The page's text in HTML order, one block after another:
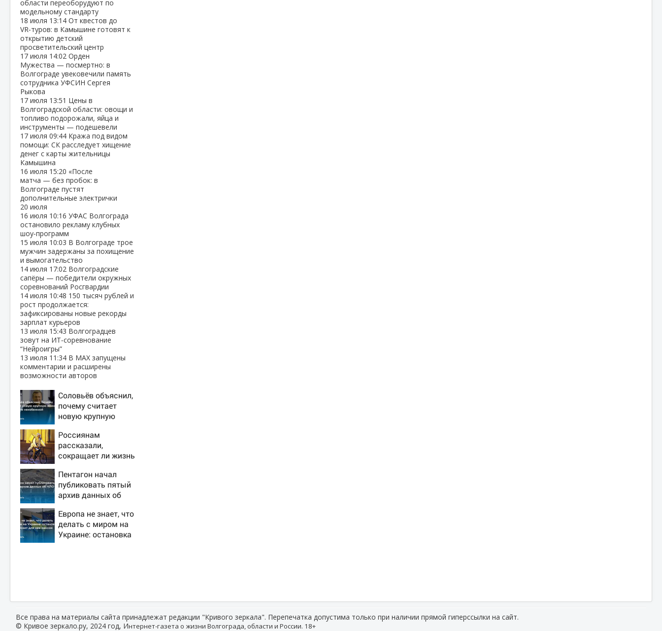
области переоборудуют по
модельному стандарту
18 июля 13:14 От квестов до
VR‑туров: в Камышине готовят к
открытию детский
просветительский центр
17 июля 14:02 Орден
Мужества — посмертно: в
Волгограде увековечили память
сотрудника УФСИН Сергея
Рыкова
17 июля 13:51 Цены в
Волгоградской области: овощи и
топливо подорожали, яйца и
инструменты — подешевели
17 июля 09:44 Кража под видом
помощи: СК расследует хищение
денег с карты жительницы
Камышина
16 июля 15:20 «После
матча — без пробок: в
Волгограде пустят
дополнительные электрички
20 июля
16 июля 10:16 УФАС Волгограда
остановило рекламу клубных
шоу‑программ
15 июля 10:03 В Волгограде трое
мужчин задержаны за похищение
и вымогательство
14 июля 17:02 Волгоградские
сапёры — победители окружных
соревнований Росгвардии
14 июля 10:48 150 тысяч рублей и
рост продолжается:
зафиксированы новые рекорды
зарплат курьеров
13 июля 15:43 Волгоградцев
зовут на ИТ‑соревнование
“Нейроигры”
13 июля 11:34 В МАХ запущены
комментарии и расширены
возможности авторов
Соловьёв объяснил,
почему считает
новую крупную
неизбежной
Россиянам
рассказали,
сокращает ли жизнь
Пентагон начал
публиковать пятый
архив данных об
Европа не знает, что
делать с миром на
Украине: остановка
Все права на материалы сайта принадлежат редакции "Кривого зеркала". Перепечатка допустима только при наличии прямой гиперссылки на сайт.
© Кривое зеркало.ру, 2024 год, Интернет-газета о жизни Волгограда, области и России. 18+